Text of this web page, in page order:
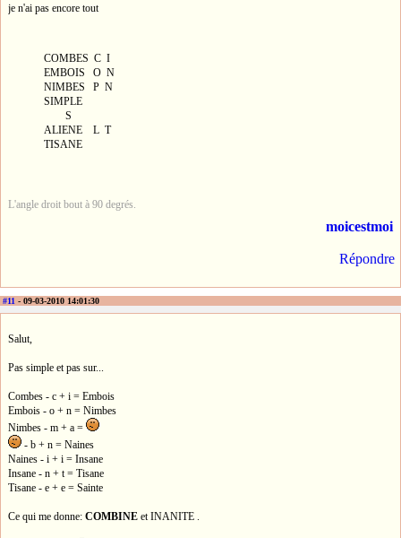
je n'ai pas encore tout
COMBES C I
EMBOIS O N
NIMBES P N
SIMPLE
S
ALIENE L T
TISANE
L'angle droit bout à 90 degrés.
moicestmoi
Répondre
#11 - 09-03-2010 14:01:30
Salut,
Pas simple et pas sur...
Combes - c + i = Embois
Embois - o + n = Nimbes
Nimbes - m + a =
- b + n = Naines
Naines - i + i = Insane
Insane - n + t = Tisane
Tisane - e + e = Sainte
Ce qui me donne: COMBINE et INANITE .